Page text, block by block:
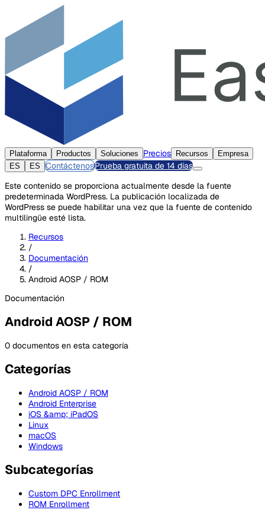
Plataforma Productos Soluciones Precios Recursos
Empresa
ES
ES ContáctenosPrueba gratuita de 14 días
Este contenido se proporciona actualmente desde la fuente
predeterminada WordPress. La publicación localizada de
WordPress se puede habilitar una vez que la fuente de contenido
multilingüe esté lista.
Recursos
/
Documentación
/
Android AOSP / ROM
Documentación
Android AOSP / ROM
0 documentos en esta categoría
Categorías
Android AOSP / ROM
Android Enterprise
iOS &amp; iPadOS
Linux
macOS
Windows
Subcategorías
Custom DPC Enrollment
ROM Enrollment